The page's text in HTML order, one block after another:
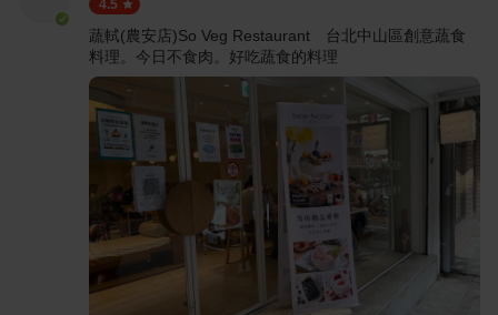
4.5
蔬軾(農安店)So Veg Restaurant 台北中山區創意蔬食
料理。今日不食肉。好吃蔬食的料理